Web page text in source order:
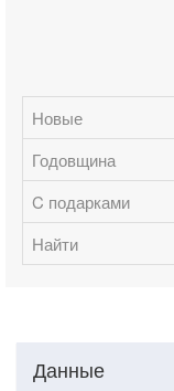
Новые
Годовщина
C подарками
Найти
Данные